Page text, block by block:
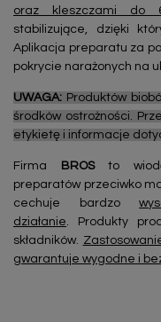
oraz kleszczami do
stabilizujące, dzięki
Aplikacja preparatu za
pokrycie narażonych na
UWAGA: Produktów
środków ostrożności.
etykietę i informacje
Firma BROSto
preparatów przeciwko
cechuje bardzo
działanie. Produkty
składników.
gwarantuje wygodne i